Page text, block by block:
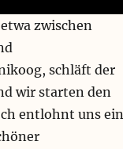
zwischen
schläft der
wir starten den
entlohnt uns ein